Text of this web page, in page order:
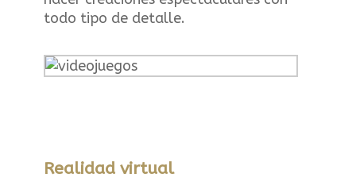
todo tipo de detalle.
Realidad virtual